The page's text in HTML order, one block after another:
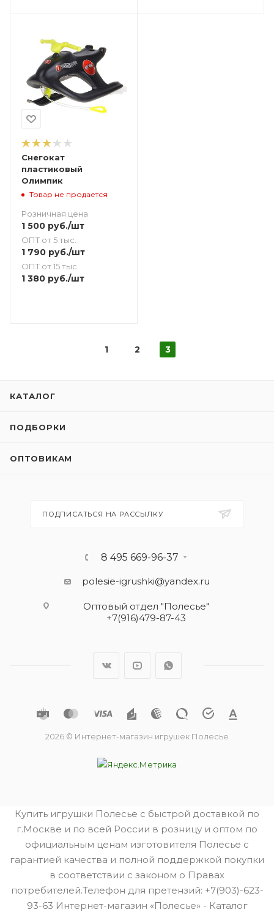
Снегокат
пластиковый
Олимпик
Товар не продается
Розничная цена
1 500 руб./шт
ОПТ от 5 тыс.
1 790 руб./шт
ОПТ от 15 тыс.
1 380 руб./шт
1 2 3
КАТАЛОГ
ПОДБОРКИ
ОПТОВИКАМ
ПОДПИСАТЬСЯ НА РАССЫЛКУ
8 495 669-96-37
polesie-igrushki@yandex.ru
Оптовый отдел "Полесье"
+7(916)479-87-43
2026 © Интернет-магазин игрушек Полесье
Купить игрушки Полесье с быстрой доставкой по
г.Москве и по всей России в розницу и оптом по
официальным ценам изготовителя Полесье с
гарантией качества и полной поддержкой покупки
в соответствии с законом о Правах
потребителей.Телефон для претензий: +7(903)-623-
93-63 Интернет-магазин «Полесье» - Каталог